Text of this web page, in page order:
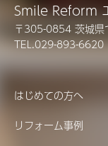
Smile Reform
〒305-0854 茨城
TEL.029-893-
はじめての方へ
リフォーム事例